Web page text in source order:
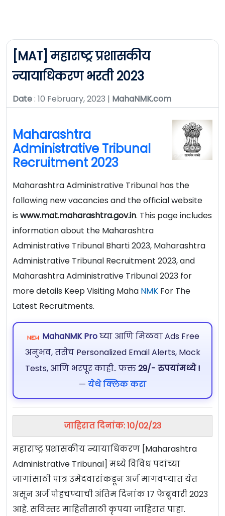
[MAT] महाराष्ट्र प्रशासकीय
न्यायाधिकरण भरती 2023
Date: 10 February, 2023 | MahaNMK.com
Maharashtra
Administrative Tribunal
Recruitment 2023
Maharashtra Administrative Tribunal has the
following new vacancies and the official website
is www.mat.maharashtra.gov.in. This page includes
information about the Maharashtra
Administrative Tribunal Bharti 2023, Maharashtra
Administrative Tribunal Recruitment 2023, and
Maharashtra Administrative Tribunal 2023 for
more details Keep Visiting Maha NMK For The
Latest Recruitments.
MahaNMK Proघ्या आणि मिळवा Ads Free
अनुभव, तसेच Personalized Email Alerts, Mock
Tests, आणि भरपूर काही.. फक्त29/- रुपयांमध्ये !
— येथे क्लिक करा
जाहिरात दिनांक: 10/02/23
महाराष्ट्र प्रशासकीय न्यायाधिकरण [Maharashtra
Administrative Tribunal] मध्ये विविध पदांच्या
जागांसाठी पात्र उमेदवारांकडून अर्ज मागवण्यात येत
असून अर्ज पोहचण्याची अंतिम दिनांक 17 फेब्रुवारी 2023
आहे. सविस्तर माहितीसाठी कृपया जाहिरात पाहा.